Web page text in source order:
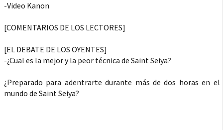
-Video Kanon
[COMENTARIOS DE LOS LECTORES]
[EL DEBATE DE LOS OYENTES]
-¿Cual es la mejor y la peor técnica de Saint Seiya?
¿Preparado para adentrarte durante más de dos horas en el
mundo de Saint Seiya?